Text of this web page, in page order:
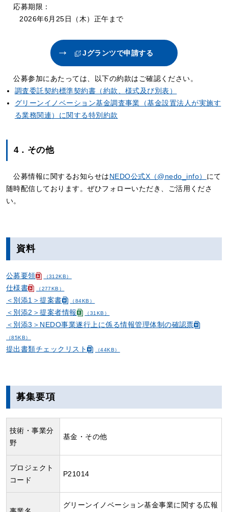
応募期限：
2026年6月25日（木）正午まで
Jグランツで申請する
公募参加にあたっては、以下の約款はご確認ください。
調査委託契約標準契約書（約款、様式及び別表）
グリーンイノベーション基金調査事業（基金設置法人が実施す
る業務関連）に関する特別約款
4．その他
公募情報に関するお知らせはNEDO公式X（@nedo_info） にて
随時配信しております。ぜひフォローいただき、ご活用くださ
い。
資料
公募要領 （312KB）
仕様書 （277KB）
＜別添1＞提案書 （84KB）
＜別添2＞提案者情報 （31KB）
＜別添3＞NEDO事業遂行上に係る情報管理体制の確認票
（85KB）
提出書類チェックリスト （44KB）
募集要項
技術・事業分
野
基金・その他
プロジェクト
コード
P21014
グリーンイノベーション基金事業に関する広報